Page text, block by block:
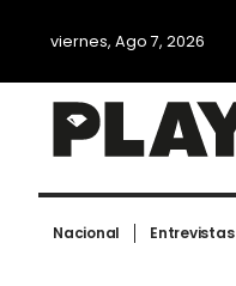
viernes, Ago 7, 2026
Nacional Entrevistas